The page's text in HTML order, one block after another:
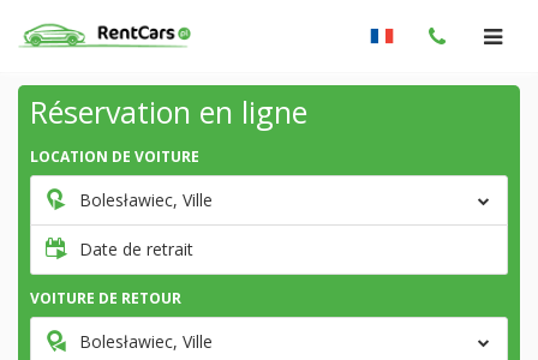
Réservation en ligne
LOCATION DE VOITURE
Bolesławiec, Ville
Date de retrait
VOITURE DE RETOUR
Bolesławiec, Ville